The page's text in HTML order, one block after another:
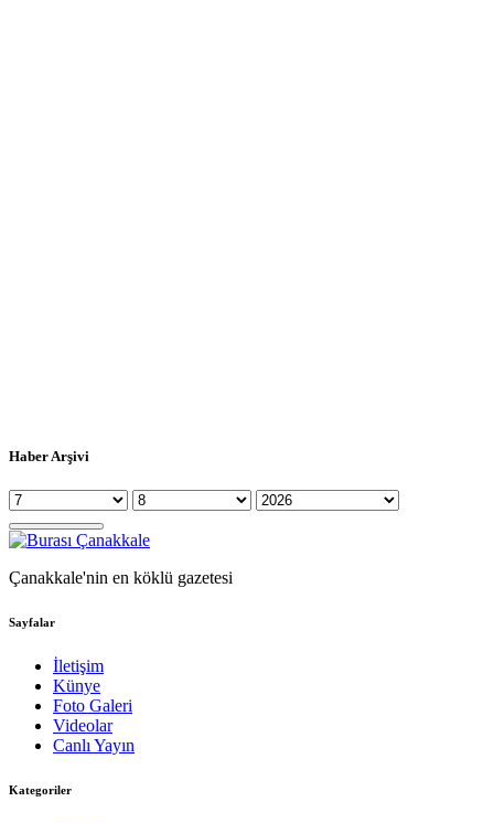
Haber Arşivi
Çanakkale'nin en köklü gazetesi
Sayfalar
İletişim
Künye
Foto Galeri
Videolar
Canlı Yayın
Kategoriler